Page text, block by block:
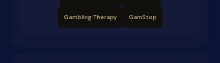
Gambling Therapy GamStop